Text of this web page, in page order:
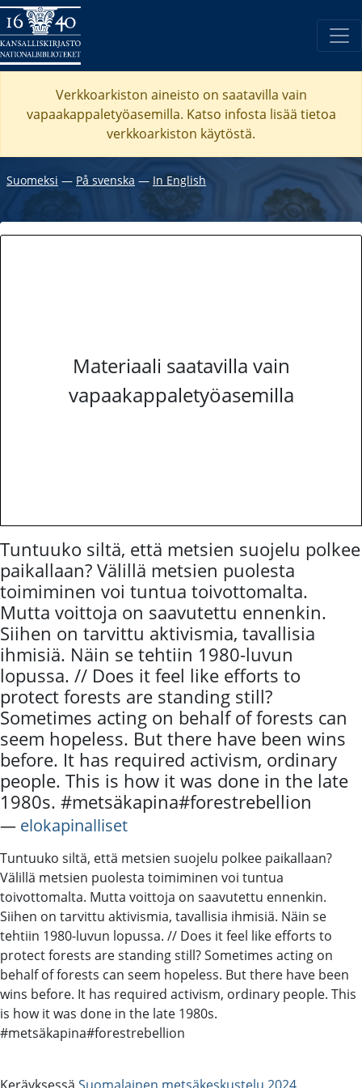
Verkkoarkiston aineisto on saatavilla vain
vapaakappaletyöasemilla. Katso infosta lisää tietoa
verkkoarkiston käytöstä.
Suomeksi ― På svenska ― In English
Materiaali saatavilla vain
vapaakappaletyöasemilla
Tuntuuko siltä, että metsien suojelu polkee
paikallaan? Välillä metsien puolesta
toimiminen voi tuntua toivottomalta.
Mutta voittoja on saavutettu ennenkin.
Siihen on tarvittu aktivismia, tavallisia
ihmisiä. Näin se tehtiin 1980-luvun
lopussa. // Does it feel like efforts to
protect forests are standing still?
Sometimes acting on behalf of forests can
seem hopeless. But there have been wins
before. It has required activism, ordinary
people. This is how it was done in the late
1980s. #metsäkapina#forestrebellion
― elokapinalliset
Tuntuuko siltä, että metsien suojelu polkee paikallaan?
Välillä metsien puolesta toimiminen voi tuntua
toivottomalta. Mutta voittoja on saavutettu ennenkin.
Siihen on tarvittu aktivismia, tavallisia ihmisiä. Näin se
tehtiin 1980-luvun lopussa. // Does it feel like efforts to
protect forests are standing still? Sometimes acting on
behalf of forests can seem hopeless. But there have been
wins before. It has required activism, ordinary people. This
is how it was done in the late 1980s.
#metsäkapina#forestrebellion